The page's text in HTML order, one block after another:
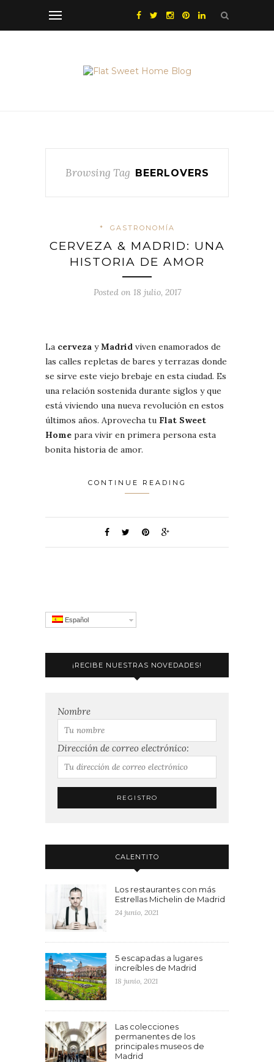
Browsing Tag BEERLOVERS
* GASTRONOMÍA
CERVEZA & MADRID: UNA
HISTORIA DE AMOR
Posted on 18 julio, 2017
La cerveza yMadrid viven enamorados de
las calles repletas de bares y terrazas donde
se sirve este viejo brebaje en esta ciudad. Es
una relación sostenida durante siglos y que
está viviendo una nueva revolución en estos
últimos años. Aprovecha tu Flat Sweet
Home para vivir en primera persona esta
bonita historia de amor.
CONTINUE READING
Español
¡RECIBE NUESTRAS NOVEDADES!
Nombre
Dirección de correo electrónico:
CALENTITO
Los restaurantes con más
Estrellas Michelin de Madrid
24 junio, 2021
5 escapadas a lugares
increíbles de Madrid
18 junio, 2021
Las colecciones
permanentes de los
principales museos de
Madrid